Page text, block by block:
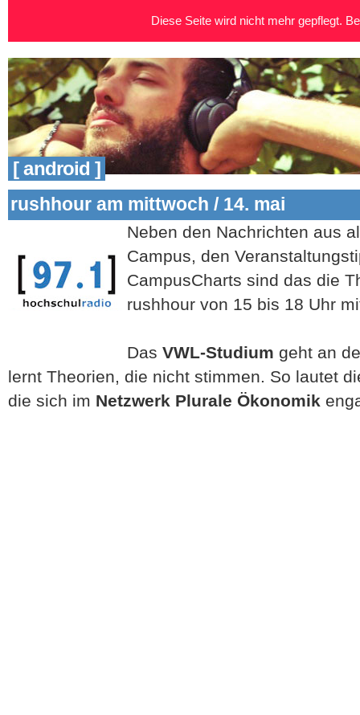
[ android ]
rushhour am mittwoch / 14. mai
Neben den Nachrichten aus
Campus, den
CampusCharts sind das die
rushhour von 15 bis 18 Uhr
Das VWL-Studium geht an
lernt Theorien, die nicht stimmen. So lautet
die sich im Netzwerk Plurale Ökonomik
Diese Seite wird nicht mehr gepflegt.